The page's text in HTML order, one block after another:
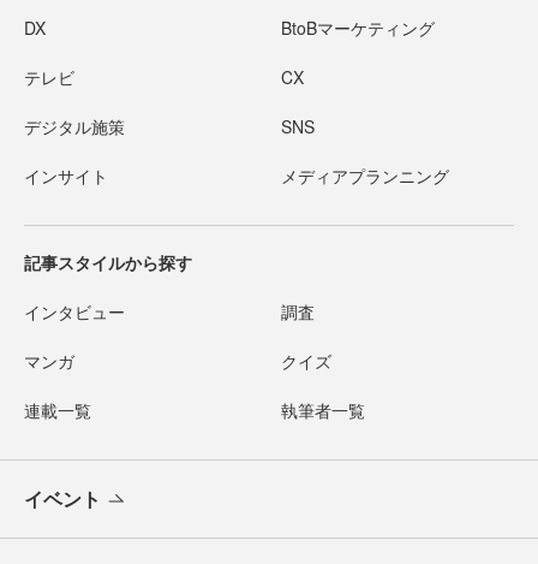
DX BtoBマーケティング
テレビ CX
デジタル施策 SNS
インサイト メディアプランニング
記事スタイルから探す
インタビュー 調査
マンガ クイズ
連載一覧 執筆者一覧
イベント